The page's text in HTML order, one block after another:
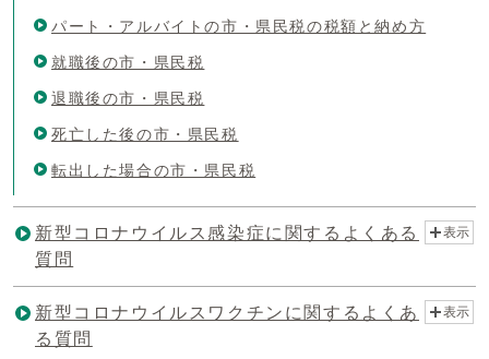
パート・アルバイトの市・県民税の税額と納め方
就職後の市・県民税
退職後の市・県民税
死亡した後の市・県民税
転出した場合の市・県民税
新型コロナウイルス感染症に関するよくある
質問
表示
新型コロナウイルスワクチンに関するよくあ
る質問
表示